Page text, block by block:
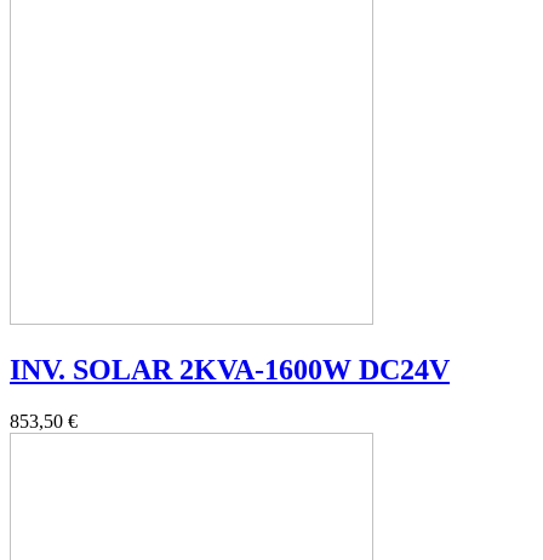
INV. SOLAR 2KVA-1600W DC24V
853,50 €